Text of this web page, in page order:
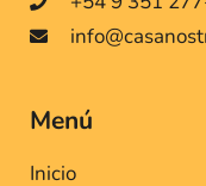
Menú
Inicio